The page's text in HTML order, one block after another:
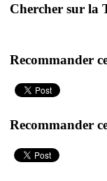
Chercher sur la
Recommander
Recommander